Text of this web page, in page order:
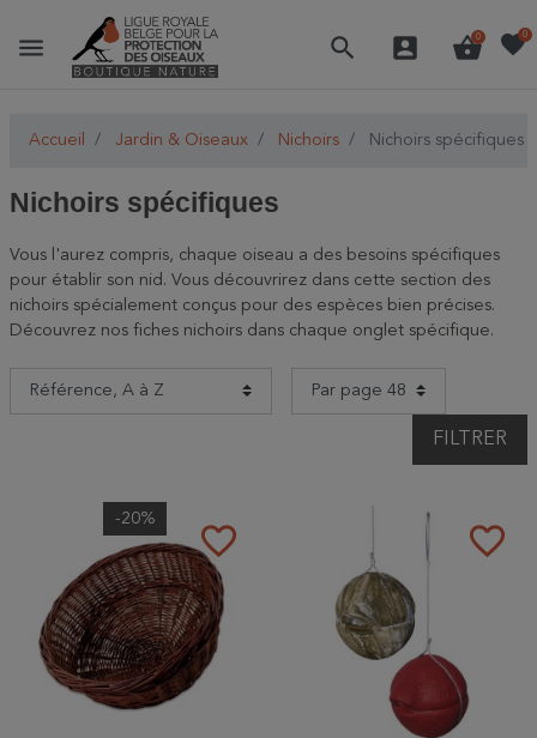
menu search account_box shopping_basket
0 favorite0
Accueil Jardin & Oiseaux Nichoirs Nichoirs spécifiques
Nichoirs spécifiques
Vous l'aurez compris, chaque oiseau a des besoins spécifiques
pour établir son nid. Vous découvrirez dans cette section des
nichoirs spécialement conçus pour des espèces bien précises.
Découvrez nos fiches nichoirs dans chaque onglet spécifique.
FILTRER
favorite_border
-20%
favorite_border